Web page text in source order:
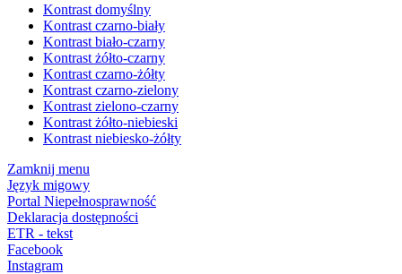
Kontrast domyślny
Kontrast czarno-biały
Kontrast biało-czarny
Kontrast żółto-czarny
Kontrast czarno-żółty
Kontrast czarno-zielony
Kontrast zielono-czarny
Kontrast żółto-niebieski
Kontrast niebiesko-żółty
Zamknij menu
Język migowy
Portal Niepełnosprawność
Deklaracja dostępności
ETR - tekst
Facebook
Instagram